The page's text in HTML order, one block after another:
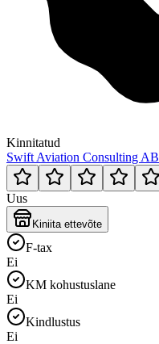
Kinnitatud
Swift Aviation Consulting AB
Uus
Kiniita ettevõte
F-tax
Ei
KM kohustuslane
Ei
Kindlustus
Ei